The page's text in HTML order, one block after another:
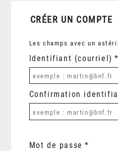
CRÉER UN COMPTE
Les champs avec un
Identifiant (courriel)
Confirmation
Mot de passe